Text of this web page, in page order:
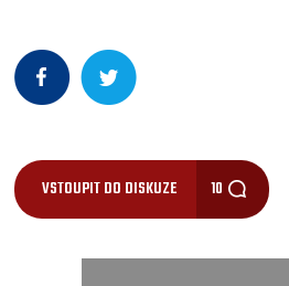
VSTOUPIT DO DISKUZE 10